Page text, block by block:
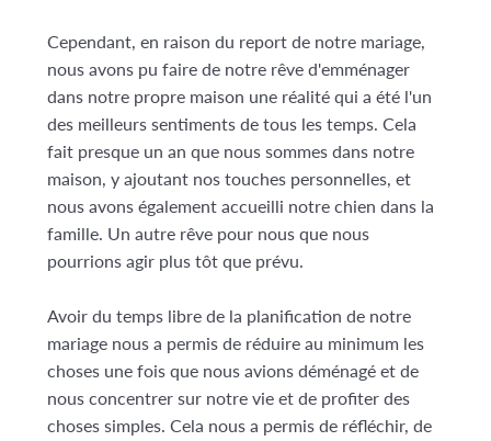
Cependant, en raison du report de notre mariage,
nous avons pu faire de notre rêve d'emménager
dans notre propre maison une réalité qui a été l'un
des meilleurs sentiments de tous les temps. Cela
fait presque un an que nous sommes dans notre
maison, y ajoutant nos touches personnelles, et
nous avons également accueilli notre chien dans la
famille. Un autre rêve pour nous que nous
pourrions agir plus tôt que prévu.
Avoir du temps libre de la planification de notre
mariage nous a permis de réduire au minimum les
choses une fois que nous avions déménagé et de
nous concentrer sur notre vie et de profiter des
choses simples. Cela nous a permis de réfléchir, de